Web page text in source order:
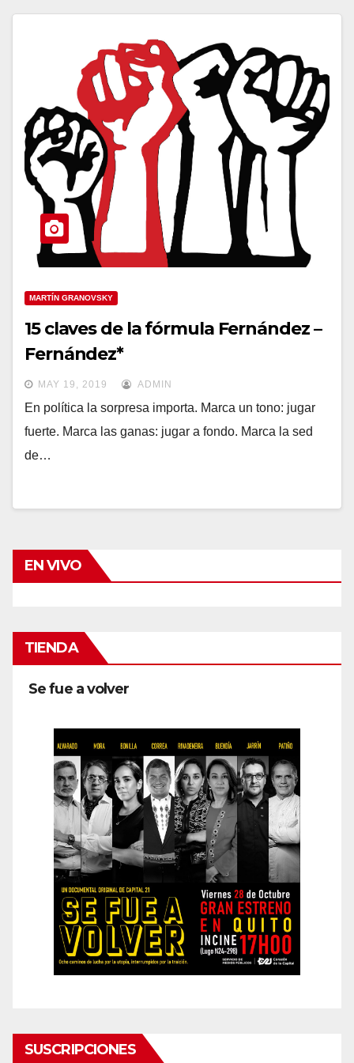
MARTÍN GRANOVSKY
15 claves de la fórmula Fernández –
Fernández*
MAY 19, 2019 ADMIN
En política la sorpresa importa. Marca un tono: jugar
fuerte. Marca las ganas: jugar a fondo. Marca la sed
de…
EN VIVO
TIENDA
Se fue a volver
SUSCRIPCIONES